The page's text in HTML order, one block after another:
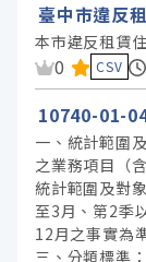
臺中市政
臺中市政
臺中市政
臺中市政
臺中捷運
臺中市政
臺中市政
臺中市違反
本市違反租賃
資料集評
0 CSV
10740-01-
一、統計範圍
之業務項目（
統計範圍及對
至3月、第2季
12月之事實為
三、分類標準